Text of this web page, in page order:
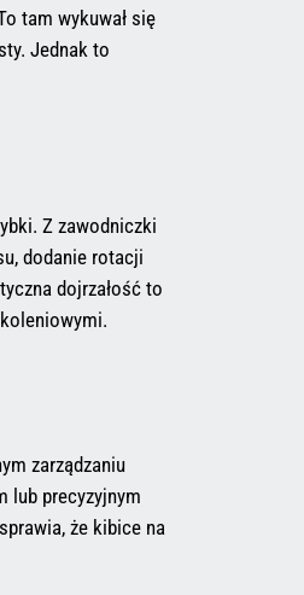
tam wykuwał się
Jednak to
Z zawodniczki
dodanie rotacji
dojrzałość to
zarządzaniu
lub precyzyjnym
że kibice na